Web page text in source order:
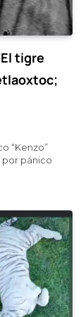
tigre
“Kenzo”
por pánico